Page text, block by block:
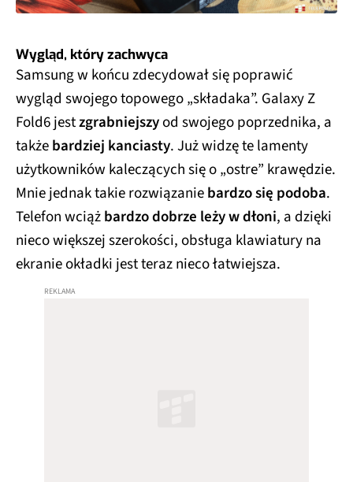
Wygląd, który zachwyca
Samsung w końcu zdecydował się poprawić
wygląd swojego topowego „składaka”. Galaxy Z
Fold6 jestzgrabniejszyod swojego poprzednika, a
takżebardziej kanciasty. Już widzę te lamenty
użytkowników kaleczących się o „ostre” krawędzie.
Mnie jednak takie rozwiązaniebardzo się podoba.
Telefon wciążbardzo dobrze leży w dłoni, a dzięki
nieco większej szerokości, obsługa klawiatury na
ekranie okładki jest teraz nieco łatwiejsza.